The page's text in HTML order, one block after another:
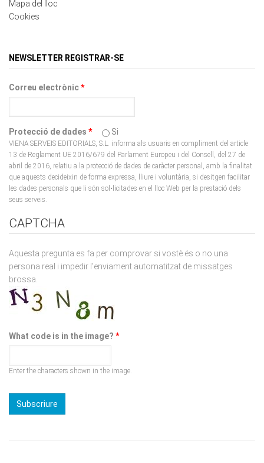
Correu electrònic*
VIENA SERVEIS EDITORIALS, S.L. informa als usuaris en compliment del article
13 de Reglament UE 2016/679 del Parlament Europeu i del Consell, del 27 de
abril de 2016, relatiu a la protecció de dades de caràcter personal, amb la finalitat
que aquests decideixin de forma expressa, lliure i voluntària, si desitgen facilitar
les dades personals que li són sol•licitades en el lloc Web per la prestació dels
seus serveis.
CAPTCHA
Aquesta pregunta es fa per comprovar si vostè és o no una
brossa.
What code is in the image?
Enter the characters shown in the image.